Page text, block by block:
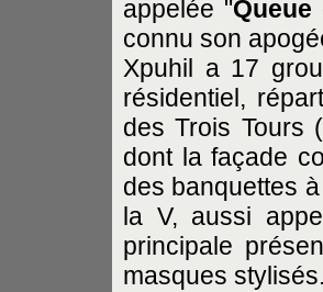
appelée "Queue
connu son
Xpuhil a 17
résidentiel,
des Trois Tours
dont la façade
des banquettes
la V, aussi
principale
masques stylisés.